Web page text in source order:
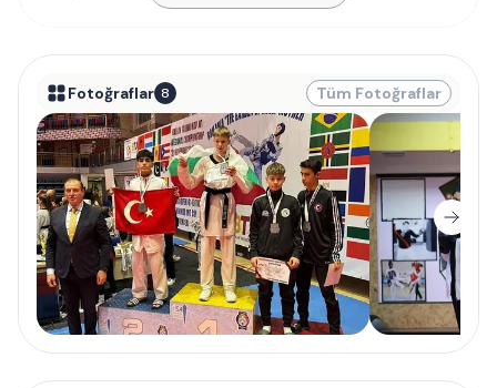
Fotoğraflar 8 Tüm Fotoğraflar